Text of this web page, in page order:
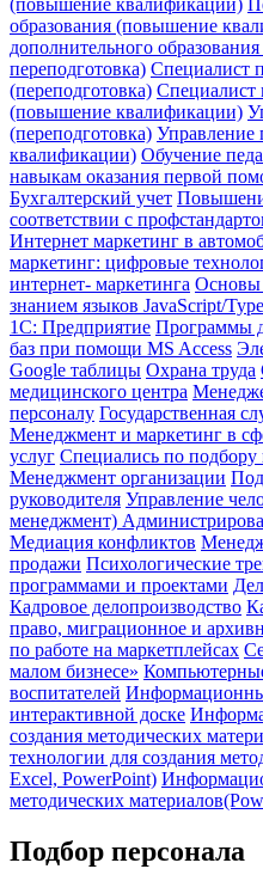
(повышение квалификации)
образования (повышение
дополнительного
переподготовка) Специалист
(переподготовка) Специалист
(повышение квалификации)
(переподготовка) Управление
квалификации) Обучение
навыкам оказания первой
Бухгалтерский учет
соответствии с
Интернет маркетинг в
маркетинг: цифровые
интернет- маркетинга Основы
знанием языков JavaScript/
1С: Предприятие Программы
баз при помощи MS Access
Google таблицы Охрана труда
медицинского центра
персоналу Государственная
Менеджмент и маркетинг в
услуг Специались по подбору
Менеджмент организации
руководителя Управление
менеджмент)
Медиация конфликтов
продажи Психологические
программами и проектами
Кадровое делопроизводство
право, миграционное и
по работе на маркетплейсах
малом бизнесе»
воспитателей
интерактивной доске
создания методических
технологии для создания
Excel, PowerPoint)
методических
Подбор персонала